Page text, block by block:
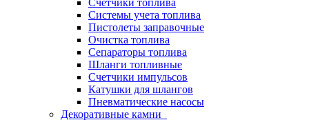
Счетчики топлива
Системы учета топлива
Пистолеты заправочные
Очистка топлива
Сепараторы топлива
Шланги топливные
Счетчики импульсов
Катушки для шлангов
Пневматические насосы
Декоративные камни